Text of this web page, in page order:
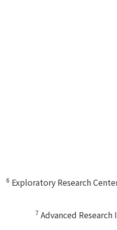
6 Exploratory Research
7 Advanced